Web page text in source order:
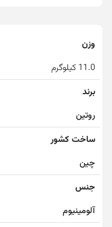
وزن
11.0 کیلوگرم
برند
روتین
ساخت کشور
چین
جنس
آلومینیوم